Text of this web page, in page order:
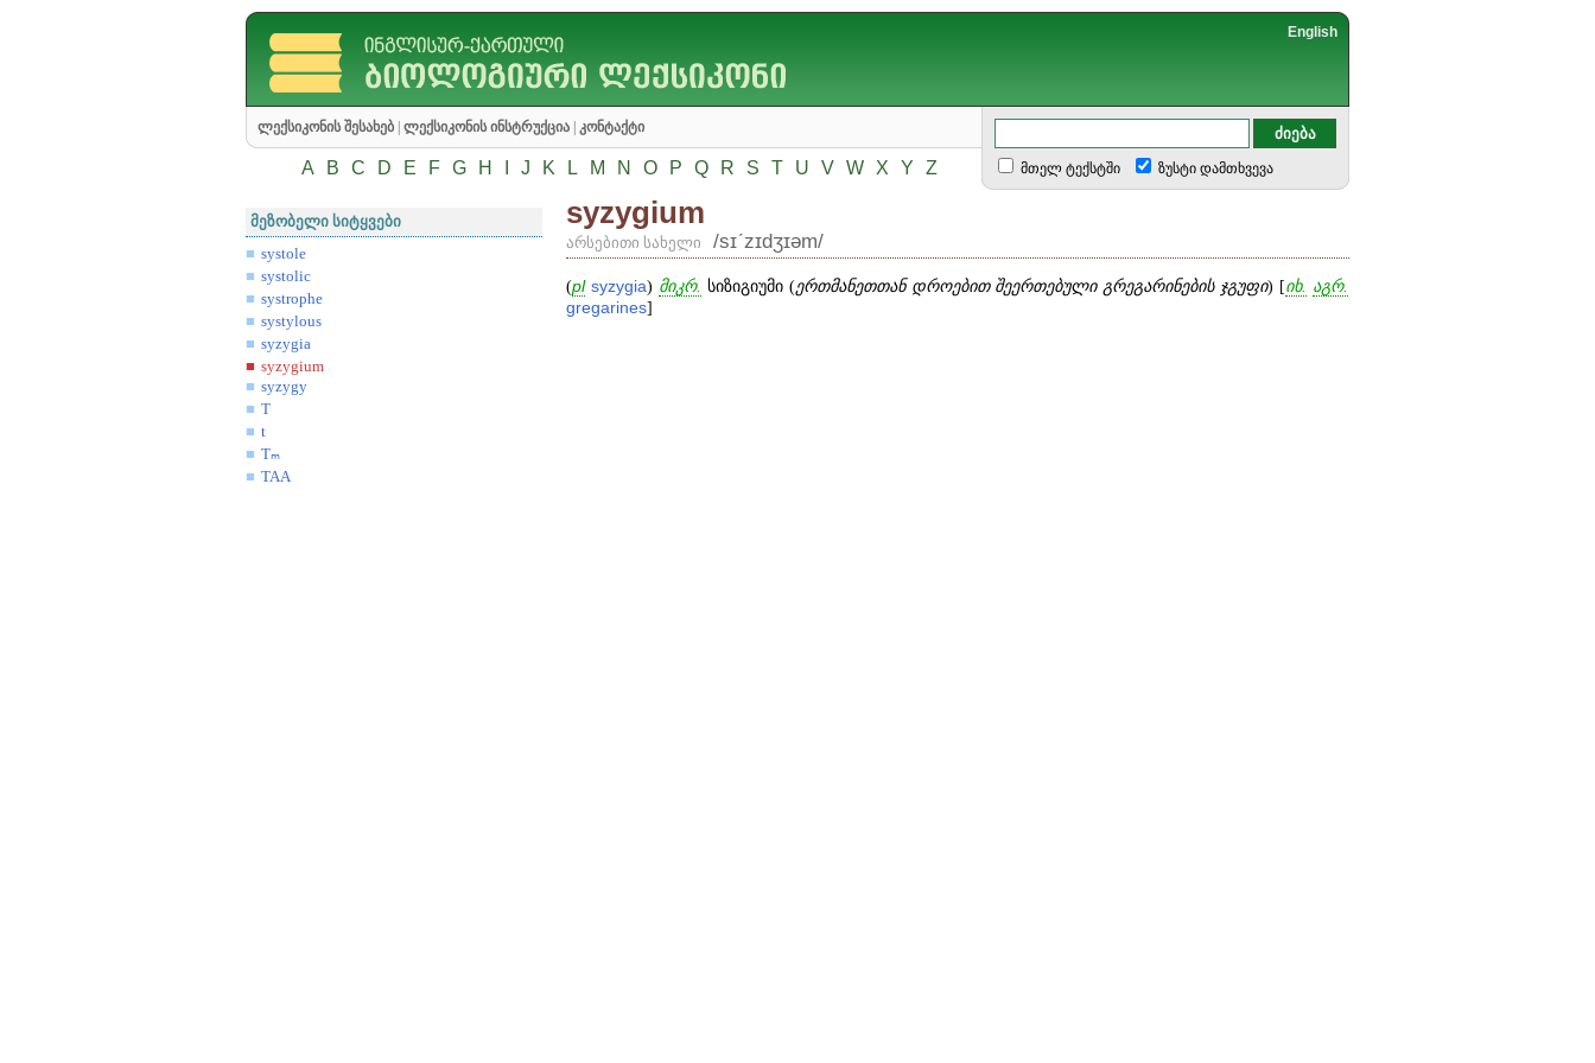
English
ლექსიკონის შესახებ ლექსიკონის ინსტრუქცია კონტაქტი
A B C D E F G H J K L M N O P Q R S T U V W X Y Z მთელ ტექსტში ზუსტი დამთხვევა
მეზობელი სიტყვები
systole
systolic
systrophe
systylous
syzygia
syzygium
syzygy
T
t
Tₘ
TAA
syzygium
არსებითი სახელი /sɪʹzɪdʒɪəm/
(pl syzygia) მიკრ. სიზიგიუმი (ერთმანეთთან დროებით შეერთებული გრეგარინების ჯგუფი) [იხ. აგრ.
gregarines]